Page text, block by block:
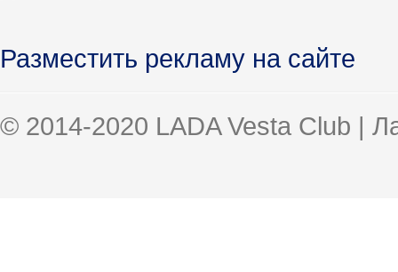
Разместить рекламу на сайте
© 2014-2020 LADA Vesta Club |